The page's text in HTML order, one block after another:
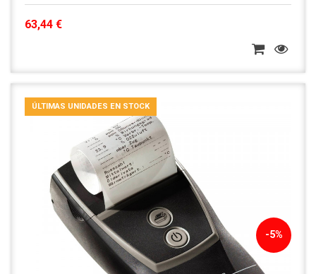
63,44 €
-5%
ÚLTIMAS UNIDADES EN STOCK